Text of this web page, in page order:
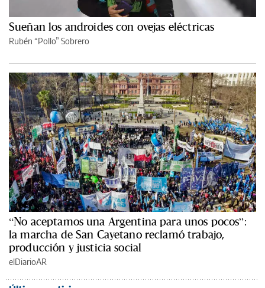
Sueñan los androides con ovejas eléctricas
Rubén “Pollo” Sobrero
“No aceptamos una Argentina para unos pocos”:
la marcha de San Cayetano reclamó trabajo,
producción y justicia social
elDiarioAR